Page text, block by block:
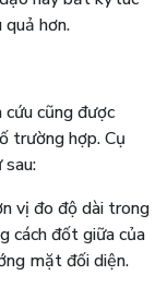
hơn.
cũng được
trường hợp. Cụ
sau:
vị đo độ dài trong
cách đốt giữa của
mặt đối diện.